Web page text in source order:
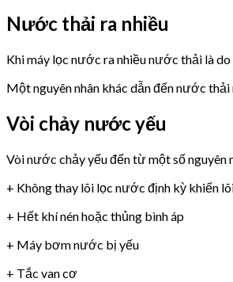
Nước thải ra nhiều
Khi máy lọc nước ra nhiều nước thải là
Một nguyên nhân khác dẫn đến nước
Vòi chảy nước yếu
Vòi nước chảy yếu đến từ một số nguyên
+ Không thay lõi lọc nước định kỳ khiến
+ Hết khí nén hoặc thủng bình áp
+ Máy bơm nước bị yếu
+ Tắc van cơ